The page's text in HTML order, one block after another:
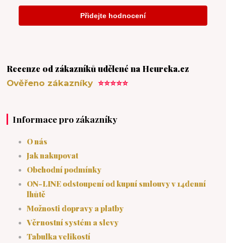
Recenze od zákazníků udělené na Heureka.cz
Ověřeno zákazníky⭐⭐⭐⭐⭐
Informace pro zákazníky
O nás
Jak nakupovat
Obchodní podmínky
ON-LINE odstoupení od kupní smlouvy v 14denní
lhůtě
Možnosti dopravy a platby
Věrnostní systém a slevy
Tabulka velikostí